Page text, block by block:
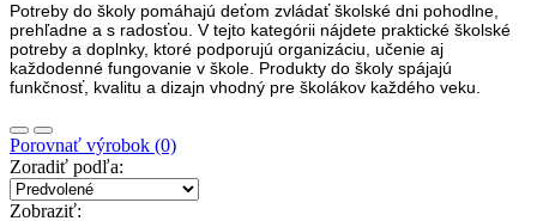
Potreby do školy pomáhajú deťom zvládať školské dni pohodlne,
prehľadne a s radosťou. V tejto kategórii nájdete praktické školské
potreby a doplnky, ktoré podporujú organizáciu, učenie aj
každodenné fungovanie v škole. Produkty do školy spájajú
funkčnosť, kvalitu a dizajn vhodný pre školákov každého veku.
Porovnať výrobok (0)
Zoradiť podľa:
Zobraziť: